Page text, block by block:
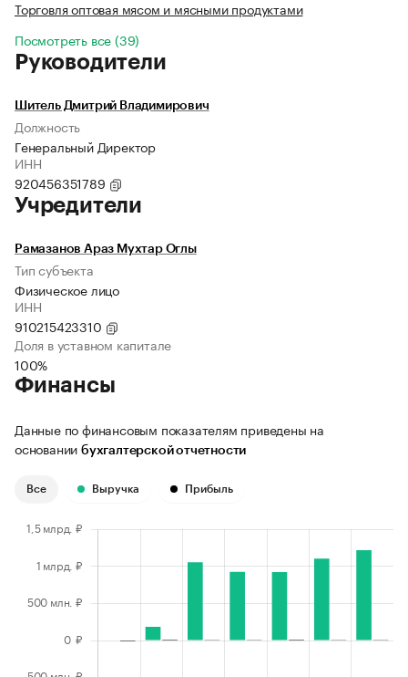
Торговля оптовая мясом и мясными продуктами
Посмотреть все (39)
Руководители
Шитель Дмитрий Владимирович
Должность
Генеральный Директор
ИНН
920456351789
Учредители
Рамазанов Араз Мухтар Оглы
Тип субъекта
Физическое лицо
ИНН
910215423310
Доля в уставном капитале
100%
Финансы
Данные по финансовым показателям приведены на
основании бухгалтерской отчетности
Все Выручка Прибыль